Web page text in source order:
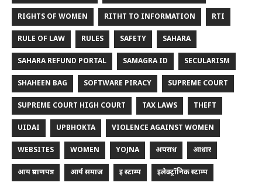
RIGHTS OF WOMEN RITHT TO INFORMATION RTI
RULE OF LAW RULES SAFETY SAHARA
SAHARA REFUND PORTAL SAMAGRA ID SECULARISM
SHAHEEN BAG SOFTWARE PIRACY SUPREME COURT
SUPREME COURT HIGH COURT TAX LAWS THEFT
UIDAI UPBHOKTA VIOLENCE AGAINST WOMEN
WEBSITES WOMEN YOJNA अपराध आधार
आय प्रमाणपत्र आर्य समाज इ स्टाम्प इलेक्ट्रॉनिक स्टाम्प